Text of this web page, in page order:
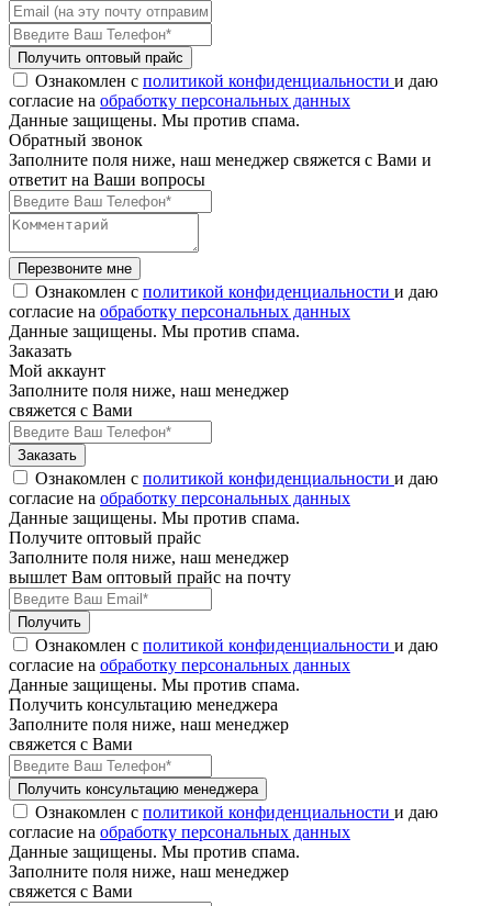
Получить оптовый прайс
Ознакомлен с политикой конфиденциальности и даю
согласие на обработку персональных данных
Данные защищены. Мы против спама.
Обратный звонок
Заполните поля ниже, наш менеджер свяжется с Вами и
ответит на Ваши вопросы
Перезвоните мне
Ознакомлен с политикой конфиденциальности и даю
согласие на обработку персональных данных
Данные защищены. Мы против спама.
Заказать
Мой аккаунт
Заполните поля ниже, наш менеджер
свяжется с Вами
Заказать
Ознакомлен с политикой конфиденциальности и даю
согласие на обработку персональных данных
Данные защищены. Мы против спама.
Получите оптовый прайс
Заполните поля ниже, наш менеджер
вышлет Вам оптовый прайс на почту
Получить
Ознакомлен с политикой конфиденциальности и даю
согласие на обработку персональных данных
Данные защищены. Мы против спама.
Получить консультацию менеджера
Заполните поля ниже, наш менеджер
свяжется с Вами
Получить консультацию менеджера
Ознакомлен с политикой конфиденциальности и даю
согласие на обработку персональных данных
Данные защищены. Мы против спама.
Заполните поля ниже, наш менеджер
свяжется с Вами